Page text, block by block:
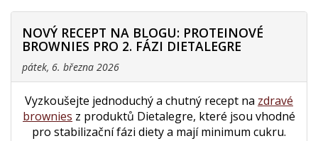
NOVÝ RECEPT NA BLOGU: PROTEINOVÉ
BROWNIES PRO 2. FÁZI DIETALEGRE
pátek, 6. března 2026
Vyzkoušejte jednoduchý a chutný recept na zdravé
brownies z produktů Dietalegre, které jsou vhodné
pro stabilizační fázi diety a mají minimum cukru.